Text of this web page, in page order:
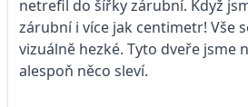
netrefil do šířky zárubní. Když
zárubní i více jak centimetr! Vše
vizuálně hezké. Tyto dveře jsme
alespoň něco sleví.